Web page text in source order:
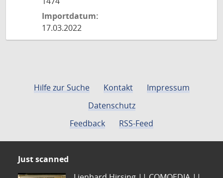
Importdatum:
17.03.2022
Hilfe zur Suche Kontakt
Impressum
Datenschutz
Feedback
RSS-Feed
Just scanned